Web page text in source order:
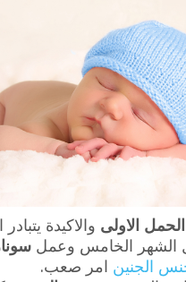
الاولى والاكيدة
الشهر الخامس وعمل
الجنين امر صعب.